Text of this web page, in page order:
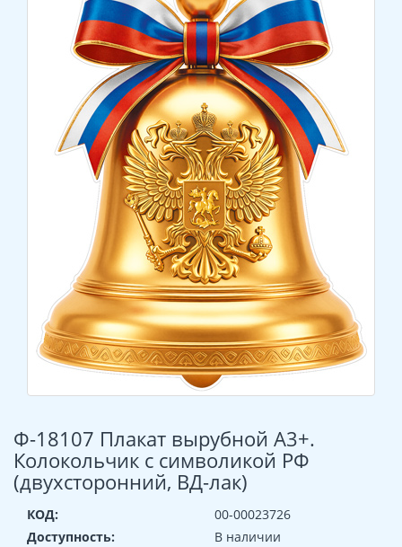
Ф-18107 Плакат вырубной А3+.
Колокольчик с символикой РФ
(двухсторонний, ВД-лак)
КОД:
00-00023726
Доступность:
В наличии